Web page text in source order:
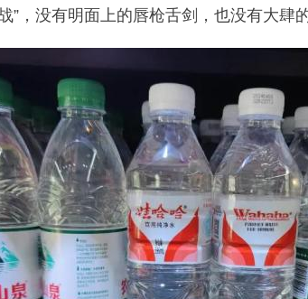
”，没有明面上的唇枪舌剑，也没有大肆